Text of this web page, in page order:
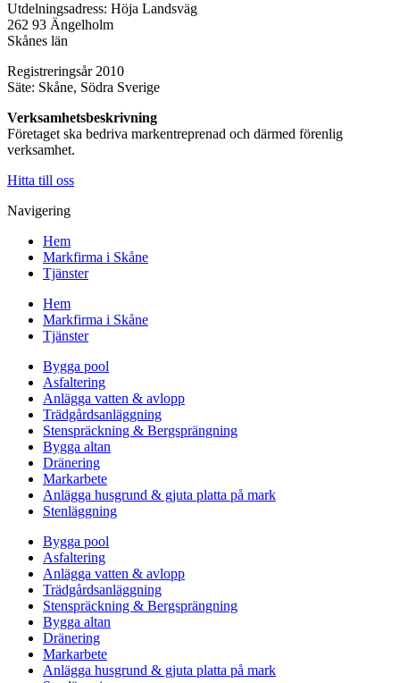
Utdelningsadress: Höja Landsväg
262 93 Ängelholm
Skånes län
Registreringsår 2010
Säte: Skåne, Södra Sverige
Verksamhetsbeskrivning
Företaget ska bedriva markentreprenad och därmed förenlig
verksamhet.
Hitta till oss
Navigering
Hem
Markfirma i Skåne
Tjänster
Hem
Markfirma i Skåne
Tjänster
Bygga pool
Asfaltering
Anlägga vatten & avlopp
Trädgårdsanläggning
Stenspräckning & Bergsprängning
Bygga altan
Dränering
Markarbete
Anlägga husgrund & gjuta platta på mark
Stenläggning
Bygga pool
Asfaltering
Anlägga vatten & avlopp
Trädgårdsanläggning
Stenspräckning & Bergsprängning
Bygga altan
Dränering
Markarbete
Anlägga husgrund & gjuta platta på mark